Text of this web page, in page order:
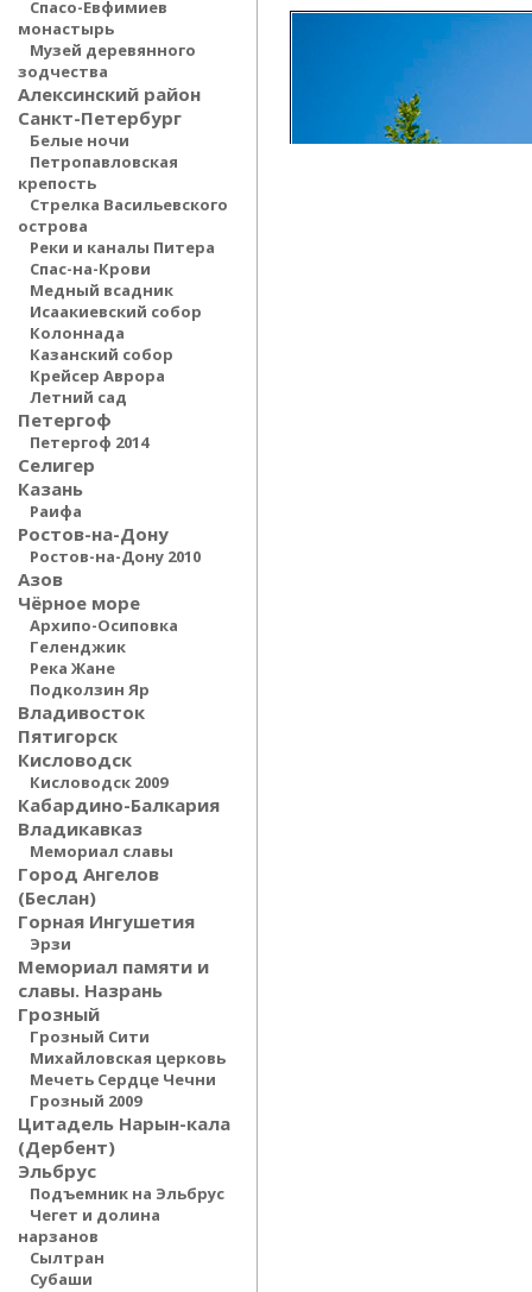
Спасо-Евфимиев
монастырь
Музей деревянного
зодчества
Алексинский район
Санкт-Петербург
Белые ночи
Петропавловская
крепость
Стрелка Васильевского
острова
Реки и каналы Питера
Спас-на-Крови
Медный всадник
Исаакиевский собор
Колоннада
Казанский собор
Крейсер Аврора
Летний сад
Петергоф
Петергоф 2014
Селигер
Казань
Раифа
Ростов-на-Дону
Ростов-на-Дону 2010
Азов
Чёрное море
Архипо-Осиповка
Геленджик
Река Жане
Подколзин Яр
Владивосток
Пятигорск
Кисловодск
Кисловодск 2009
Кабардино-Балкария
Владикавказ
Мемориал славы
Город Ангелов
(Беслан)
Горная Ингушетия
Эрзи
Мемориал памяти и
славы. Назрань
Грозный
Грозный Сити
Михайловская церковь
Мечеть Сердце Чечни
Грозный 2009
Цитадель Нарын-кала
(Дербент)
Эльбрус
Подъемник на Эльбрус
Чегет и долина
нарзанов
Сылтран
Субаши